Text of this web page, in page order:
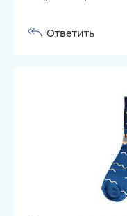
Ответить